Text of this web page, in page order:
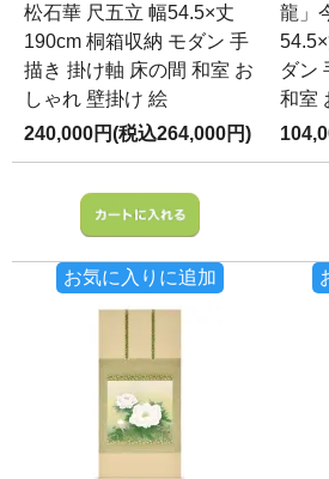
松石華 尺五立 幅54.5×丈
190cm 桐箱収納 モダン 手
描き 掛け軸 床の間 和室 お
しゃれ 壁掛け 絵
240,000円(税込264,000円)
お気に入りに追加
龍」
ダン
和室